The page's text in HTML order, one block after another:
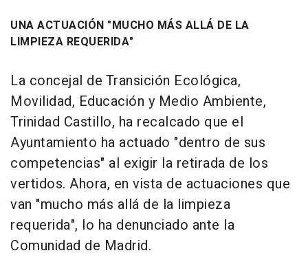
UNA ACTUACIÓN "MUCHO MÁS ALLÁ DE LA
LIMPIEZA REQUERIDA"
La concejal de Transición Ecológica,
Movilidad, Educación y Medio Ambiente,
Trinidad Castillo, ha recalcado que el
Ayuntamiento ha actuado "dentro de sus
competencias" al exigir la retirada de los
vertidos. Ahora, en vista de actuaciones que
van "mucho más allá de la limpieza
requerida", lo ha denunciado ante la
Comunidad de Madrid.